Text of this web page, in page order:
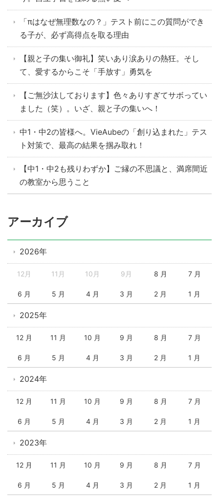
「πはなぜ無理数なの？」テスト前にこの質問ができ
る子が、必ず高得点を取る理由
【親と子の集い御礼】笑いあり涙ありの熱狂。そし
て、愛するからこそ「手放す」勇気を
【ご無沙汰しております】色々ありすぎてサボってい
ました（笑）。いざ、親と子の集いへ！
中1・中2の皆様へ。VieAubeの「創り込まれた」テス
ト対策で、最高の結果を掴み取れ！
【中1・中2も残りわずか】ご縁の不思議と、満席間近
の教室から思うこと
アーカイブ
2026年
12月 11月 10月 9月 8 月 7 月
6 月 5 月 4 月 3 月 2 月 1 月
2025年
12 月 11 月 10 月 9 月 8 月 7 月
6 月 5 月 4 月 3 月 2 月 1 月
2024年
12 月 11 月 10 月 9 月 8 月 7 月
6 月 5 月 4 月 3 月 2 月 1 月
2023年
12 月 11 月 10 月 9 月 8 月 7 月
6 月 5 月 4 月 3 月 2 月 1 月